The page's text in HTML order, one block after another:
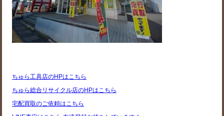
ちゅら工具店のHPはこちら
ちゅら総合リサイクル店のHPはこちら
宅配買取のご依頼はこちら